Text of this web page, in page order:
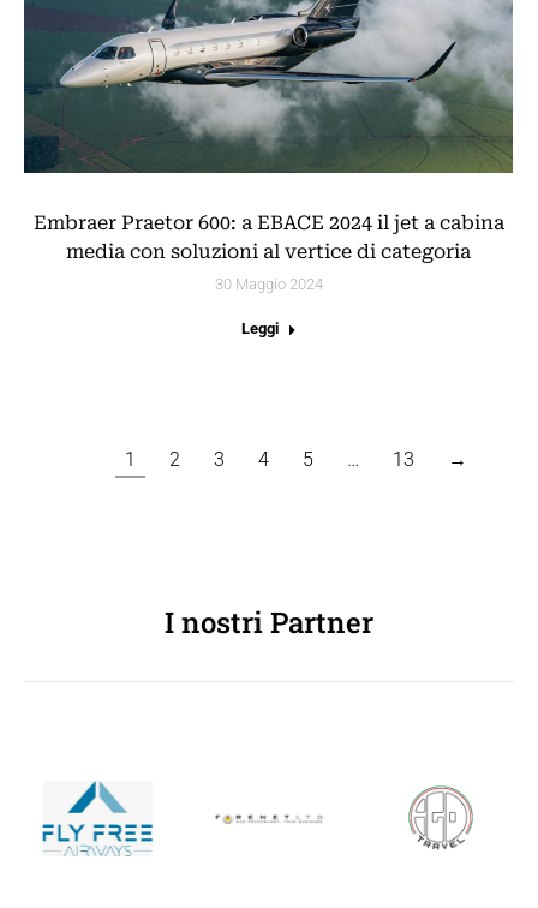
Embraer Praetor 600: a EBACE 2024 il jet a cabina
media con soluzioni al vertice di categoria
30 Maggio 2024
Leggi
1 2 3 4 5 … 13 →
I nostri Partner